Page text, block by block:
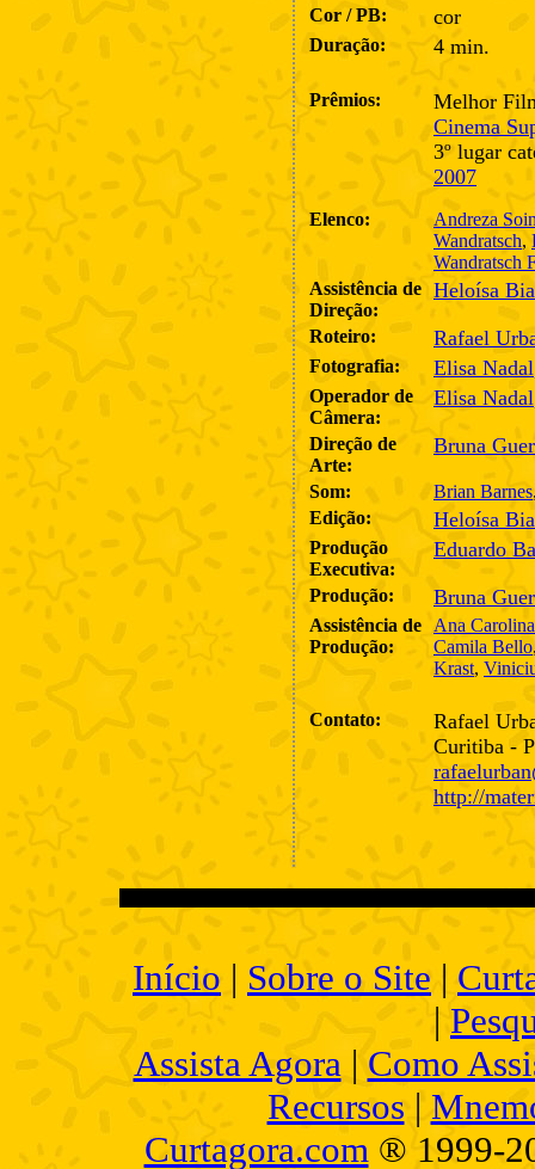
Cor / PB: cor
Duração: 4 min.
Prêmios:
Melhor
Cinema
3º lugar
2007
Elenco:
Andreza
Wandratsch,
Wandratsch
Assistência de
Direção:
Heloísa
Roteiro: Rafael
Fotografia: Elisa Nadal
Operador de
Câmera:
Elisa Nadal
Direção de
Arte:
Bruna
Som: Brian Barnes
Edição:
Heloísa
Produção
Executiva:
Eduardo
Produção: Bruna
Assistência de
Produção:
Ana
Camila Bello
Krast,
Contato:
Rafael
Curitiba -
http://
Início | Sobre o Site |
|
Assista Agora| Como
Recursos |
Curtagora.com® 1999-